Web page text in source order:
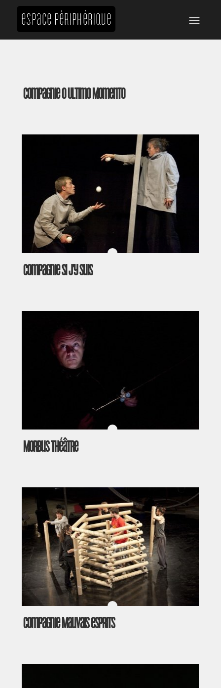
Compagnie O Ultimo Momento
Compagnie Si j’y suis
Morbus Théâtre
Compagnie Mauvais esprits